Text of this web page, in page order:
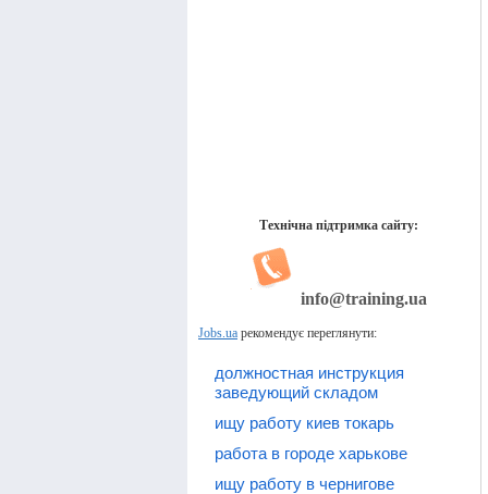
Технічна підтримка сайту:
info@training.ua
Jobs.ua рекомендує переглянути:
должностная инструкция
заведующий складом
ищу работу киев токарь
работа в городе харькове
ищу работу в чернигове